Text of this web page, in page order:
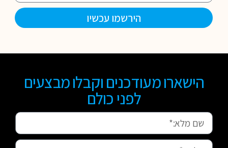
הירשמו עכשיו
הישארו מעודכנים וקבלו מבצעים
לפני כולם